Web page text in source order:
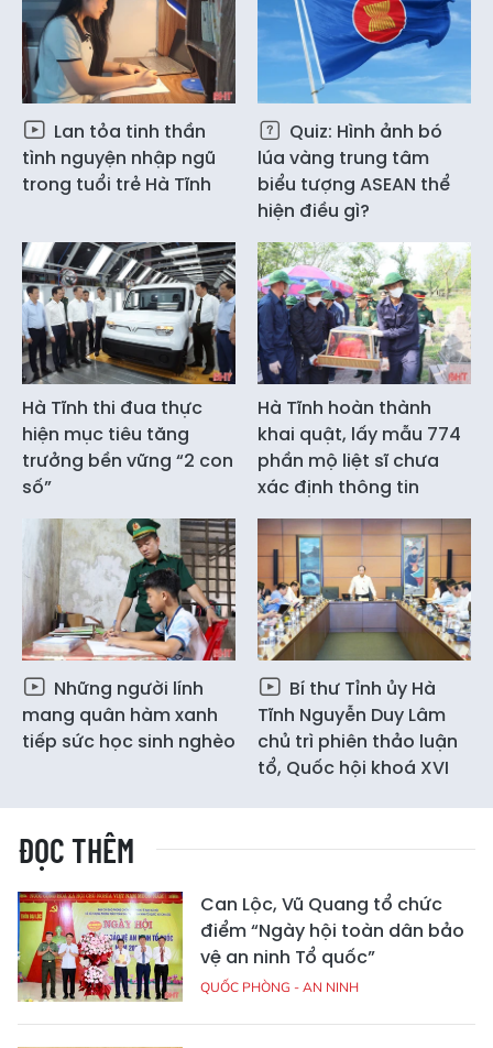
Lan tỏa tinh thần
tình nguyện nhập ngũ
trong tuổi trẻ Hà Tĩnh
Quiz: Hình ảnh bó
lúa vàng trung tâm
biểu tượng ASEAN thể
hiện điều gì?
Hà Tĩnh thi đua thực
hiện mục tiêu tăng
trưởng bền vững “2 con
số”
Hà Tĩnh hoàn thành
khai quật, lấy mẫu 774
phần mộ liệt sĩ chưa
xác định thông tin
Những người lính
mang quân hàm xanh
tiếp sức học sinh nghèo
Bí thư Tỉnh ủy Hà
Tĩnh Nguyễn Duy Lâm
chủ trì phiên thảo luận
tổ, Quốc hội khoá XVI
ĐỌC THÊM
Can Lộc, Vũ Quang tổ chức
điểm “Ngày hội toàn dân bảo
vệ an ninh Tổ quốc”
QUỐC PHÒNG - AN NINH